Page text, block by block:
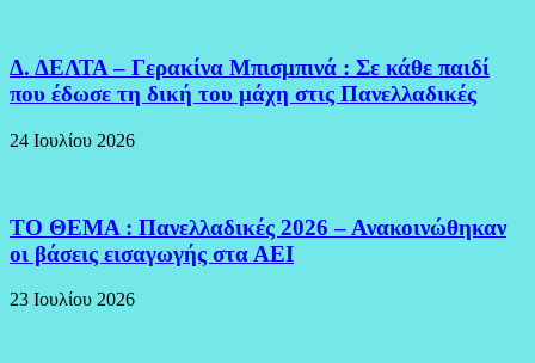
Δ. ΔΕΛΤΑ – Γερακίνα Μπισμπινά : Σε κάθε παιδί
που έδωσε τη δική του μάχη στις Πανελλαδικές
24 Ιουλίου 2026
ΤΟ ΘΕΜΑ : Πανελλαδικές 2026 – Ανακοινώθηκαν
οι βάσεις εισαγωγής στα ΑΕΙ
23 Ιουλίου 2026